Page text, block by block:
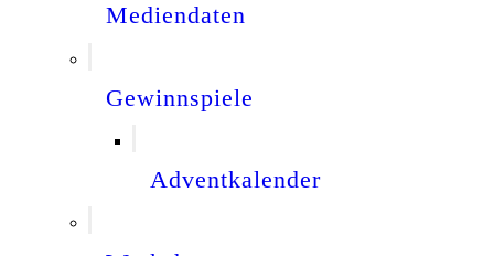
Mediendaten
Gewinnspiele
Adventkalender